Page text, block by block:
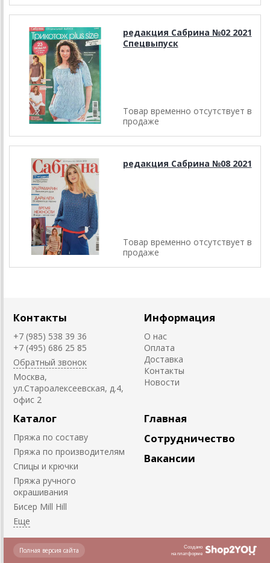
редакция Сабрина №02 2021
Спецвыпуск
Товар временно отсутствует в
продаже
редакция Сабрина №08 2021
Товар временно отсутствует в
продаже
Контакты
+7 (985) 538 39 36
+7 (495) 686 25 85
Обратный звонок
Москва,
ул.Староалексеевская, д.4,
офис 2
Информация
О нас
Оплата
Доставка
Контакты
Новости
Каталог
Пряжа по составу
Пряжа по производителям
Спицы и крючки
Пряжа ручного
окрашивания
Биcер Mill Hill
Главная
Сотрудничество
Вакансии
Создано
на платформе
Полная версия сайта